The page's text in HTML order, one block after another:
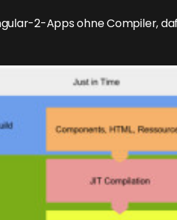
2-Apps ohne Compiler,